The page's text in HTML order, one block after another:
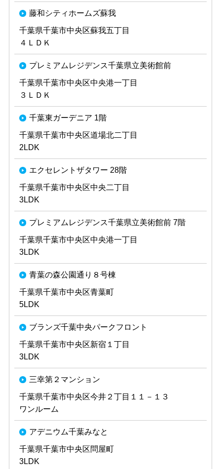
藤和シティホームズ蘇我
千葉県千葉市中央区蘇我五丁目
４ＬＤＫ
プレミアムレジデンス千葉県立美術館前
千葉県千葉市中央区中央港一丁目
３ＬＤＫ
千葉東ガーデニア 1階
千葉県千葉市中央区道場北二丁目
2LDK
エクセレントザタワー 28階
千葉県千葉市中央区中央二丁目
3LDK
プレミアムレジデンス千葉県立美術館前 7階
千葉県千葉市中央区中央港一丁目
3LDK
青葉の森公園通り８号棟
千葉県千葉市中央区青葉町
5LDK
ブランズ千葉中央パークフロント
千葉県千葉市中央区新宿１丁目
3LDK
三幸第２マンション
千葉県千葉市中央区今井２丁目１１－１３
ワンルーム
アデニウム千葉みなと
千葉県千葉市中央区問屋町
3LDK